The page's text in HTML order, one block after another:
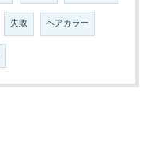
失敗 ヘアカラー